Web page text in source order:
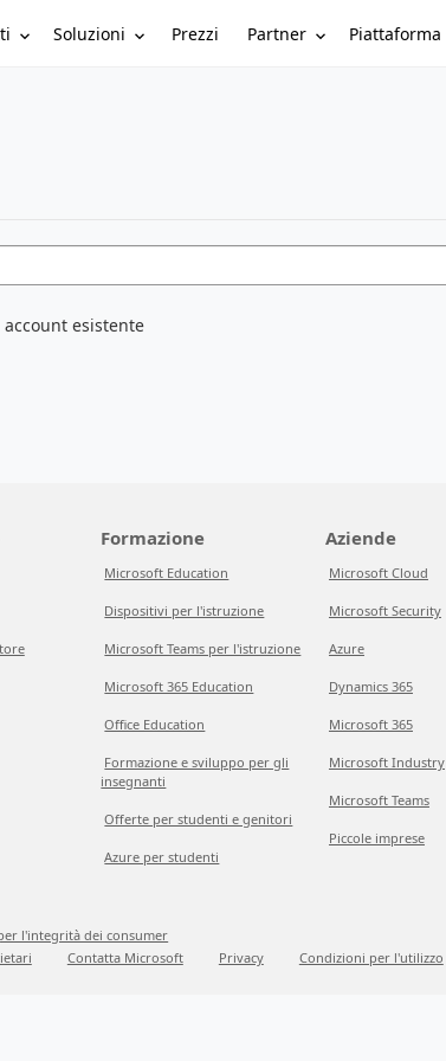
Soluzioni Prezzi Partner Piattaforma
esistente
Formazione
Microsoft Education
Dispositivi per l'istruzione
Microsoft Teams per l'istruzione
Microsoft 365 Education
Office Education
Formazione e sviluppo per gli
insegnanti
Offerte per studenti e genitori
Azure per studenti
Aziende
Microsoft Cloud
Microsoft Security
Azure
Dynamics 365
Microsoft 365
Microsoft Industry
Microsoft Teams
Piccole imprese
l'integrità dei consumer
Contatta Microsoft Privacy Condizioni per l'utilizzo